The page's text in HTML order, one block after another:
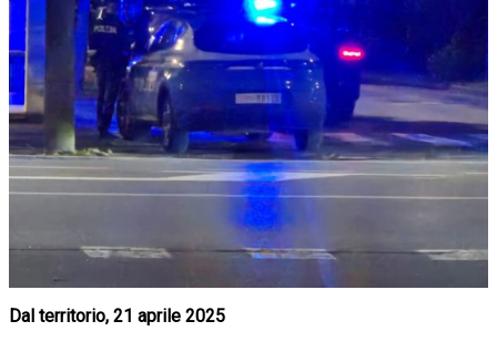
Dal territorio, 21 aprile 2025